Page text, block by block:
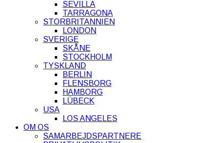
SEVILLA
TARRAGONA
STORBRITANNIEN
LONDON
SVERIGE
SKÅNE
STOCKHOLM
TYSKLAND
BERLIN
FLENSBORG
HAMBORG
LÜBECK
USA
LOS ANGELES
OM OS
SAMARBEJDSPARTNERE